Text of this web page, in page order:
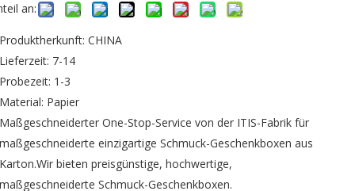
an:
Produktherkunft: CHINA
Lieferzeit: 7-14
Probezeit: 1-3
Material: Papier
Maßgeschneiderter One-Stop-Service von der ITIS-Fabrik für
maßgeschneiderte einzigartige Schmuck-Geschenkboxen aus
Karton.Wir bieten preisgünstige, hochwertige,
maßgeschneiderte Schmuck-Geschenkboxen.